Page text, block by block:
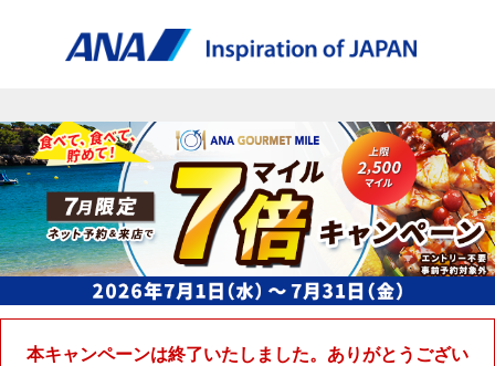
本キャンペーンは終了いたしました。ありがとうござい